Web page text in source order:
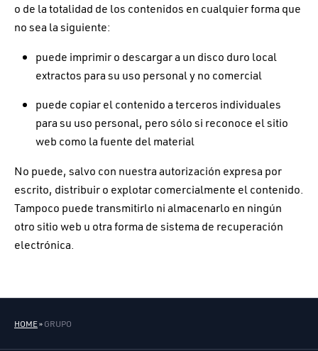
o de la totalidad de los contenidos en cualquier forma que
no sea la siguiente:
puede imprimir o descargar a un disco duro local
extractos para su uso personal y no comercial
puede copiar el contenido a terceros individuales
para su uso personal, pero sólo si reconoce el sitio
web como la fuente del material
No puede, salvo con nuestra autorización expresa por
escrito, distribuir o explotar comercialmente el contenido.
Tampoco puede transmitirlo ni almacenarlo en ningún
otro sitio web u otra forma de sistema de recuperación
electrónica.
HOME» GRUPO